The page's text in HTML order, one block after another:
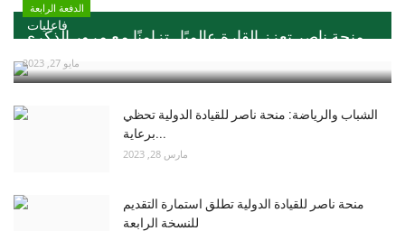
فاعليات
الدفعة الرابعة
منحة ناصر تعزز القارة عالميًا ..تزامنًا مع مرور الذكري...
مايو 27, 2023
الشباب والرياضة: منحة ناصر للقيادة الدولية تحظي
برعاية...
مارس 28, 2023
منحة ناصر للقيادة الدولية تطلق استمارة التقديم
للنسخة الرابعة